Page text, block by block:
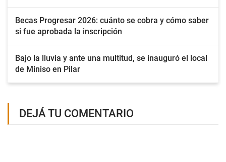
Becas Progresar 2026: cuánto se cobra y cómo saber
si fue aprobada la inscripción
Bajo la lluvia y ante una multitud, se inauguró el local
de Miniso en Pilar
DEJÁ TU COMENTARIO